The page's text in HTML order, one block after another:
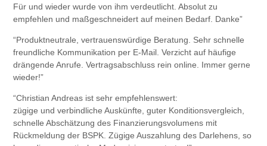
Für und wieder wurde von ihm verdeutlicht. Absolut zu
empfehlen und maßgeschneidert auf meinen Bedarf. Danke”
“Produktneutrale, vertrauenswürdige Beratung. Sehr schnelle
freundliche Kommunikation per E-Mail. Verzicht auf häufige
drängende Anrufe. Vertragsabschluss rein online. Immer gerne
wieder!”
“Christian Andreas ist sehr empfehlenswert:
zügige und verbindliche Auskünfte, guter Konditionsvergleich,
schnelle Abschätzung des Finanzierungsvolumens mit
Rückmeldung der BSPK. Zügige Auszahlung des Darlehens, so